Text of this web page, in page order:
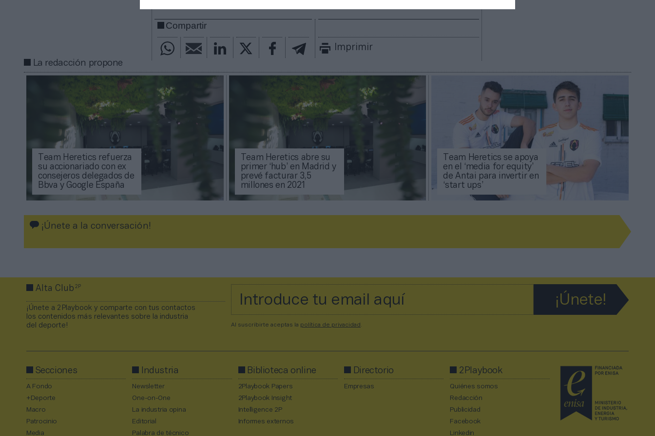
Compartir
Imprimir
La redacción propone
Team Heretics refuerza
su accionariado con ex
consejeros delegados de
Bbva y Google España
Team Heretics abre su
primer ‘hub’ en Madrid y
prevé facturar 3,5
millones en 2021
Team Heretics se apoya
en el ‘media for equity’
de Antai para invertir en
‘start ups’
¡Únete a la conversación!
Alta Club2P
¡Únete a 2Playbook y comparte con tus contactos
los contenidos más relevantes sobre la industria
del deporte!
Al suscribirte aceptas la política de privacidad
Secciones
A Fondo
+Deporte
Macro
Patrocinio
Media
Industria
Newsletter
One-on-One
La industria opina
Editorial
Palabra de técnico
Biblioteca online
2Playbook Papers
2Playbook Insight
Intelligence 2P
Informes externos
Directorio
Empresas
2Playbook
Quiénes somos
Redacción
Publicidad
Facebook
Linkedin